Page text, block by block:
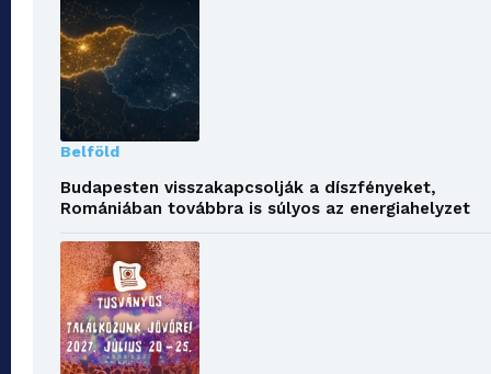
Belföld
Budapesten visszakapcsolják a díszfényeket,
Romániában továbbra is súlyos az energiahelyzet